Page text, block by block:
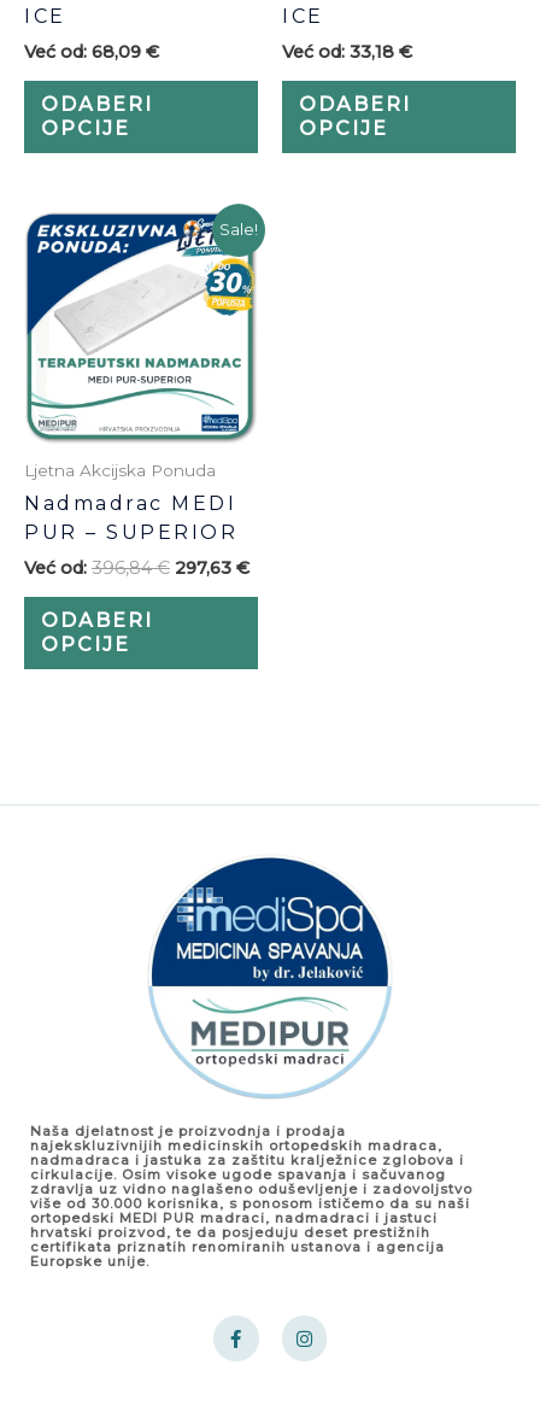
ICE
Već od: 68,09 €
ODABERI
OPCIJE
ICE
Već od: 33,18 €
ODABERI
OPCIJE
Sale!
Ljetna Akcijska Ponuda
Nadmadrac MEDI
PUR – SUPERIOR
Već od: 396,84€ 297,63 €
ODABERI
OPCIJE
Ovaj
proizvod
Naša djelatnost je proizvodnja i prodaja
najekskluzivnijih medicinskih ortopedskih madraca,
nadmadraca i jastuka za zaštitu kralježnice zglobova i
cirkulacije. Osim visoke ugode spavanja i sačuvanog
zdravlja uz vidno naglašeno oduševljenje i zadovoljstvo
više od 30.000 korisnika, s ponosom ističemo da su naši
ortopedski MEDI PUR madraci, nadmadraci i jastuci
hrvatski proizvod, te da posjeduju deset prestižnih
certifikata priznatih renomiranih ustanova i agencija
Europske unije.
F
a
c
n
s